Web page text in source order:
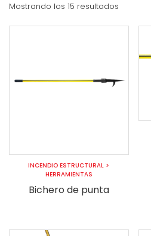
Mostrando los 15 resultados
INCENDIO ESTRUCTURAL >
HERRAMIENTAS
Bichero de punta